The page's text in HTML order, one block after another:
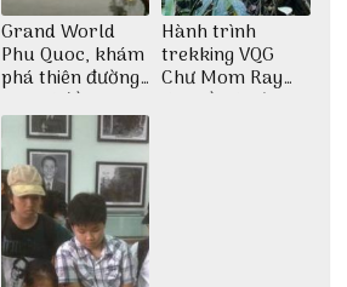
Grand World
Phu Quoc, khám
phá thiên đường
giải trí đầy sôi
động
Hành trình
trekking VQG
Chư Mom Ray
tìm về núi rừng